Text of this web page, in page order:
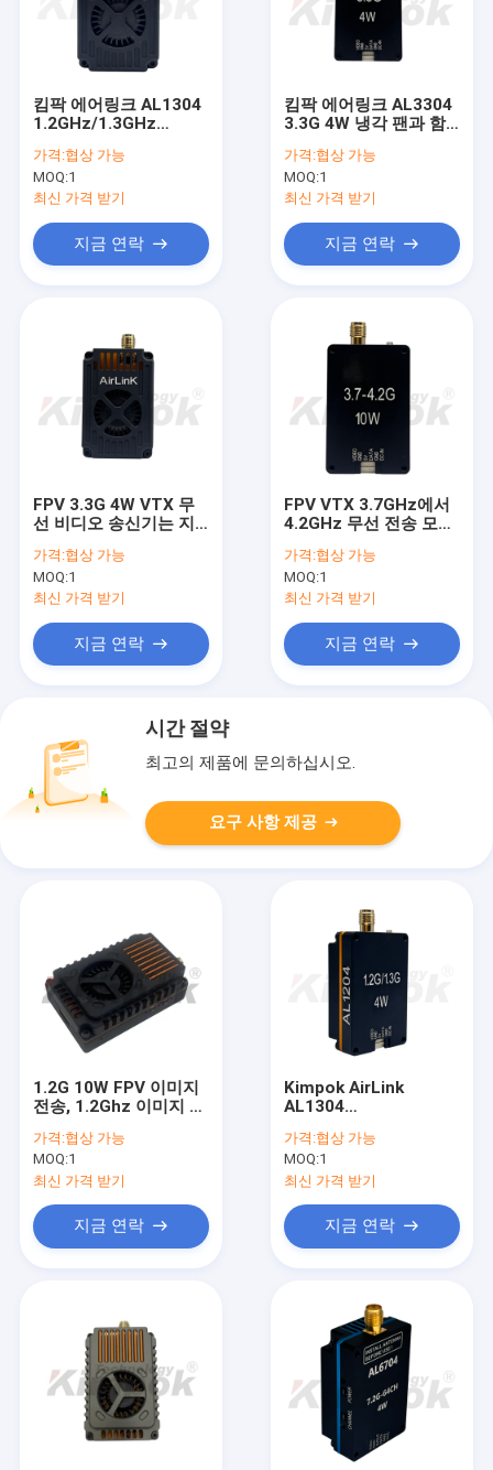
킴팍 에어링크 AL1304
1.2GHz/1.3GHz
무선 데이터 전송 모듈
1.2GHz 4W 고전력 장
거리 신호 송신기
가격:협상 가능
MOQ:1
최신 가격 받기
지금 연락
킴팍 에어링크 AL3304
3.3G 4W 냉각 팬과 함
가격:협상 가능
MOQ:1
최신 가격 받기
지금 연락
FPV 3.3G 4W VTX 무
선 비디오 송신기는 지
각 팬을 갖추고 있으며
장거리 FPV 비디오 전
송을 가능하게합니다.
가격:협상 가능
MOQ:1
최신 가격 받기
지금 연락
FPV VTX 3.7GHz에서
4.2GHz 무선 전송 모듈
대 10W까지 조정 가능
한 전력 수준
가격:협상 가능
MOQ:1
최신 가격 받기
지금 연락
시간 절약
최고의 제품에 문의하십시오.
요구 사항 제공
1.2G 10W FPV 이미지
전송, 1.2Ghz 이미지 전
드론 비디오 및 오디오
전송.
가격:협상 가능
MOQ:1
최신 가격 받기
지금 연락
Kimpok AirLink
AL1304
출력 무선 비디오 데이
터 전송 모듈 | 장거리 아
날로그 신호 송신기
가격:협상 가능
MOQ:1
최신 가격 받기
지금 연락